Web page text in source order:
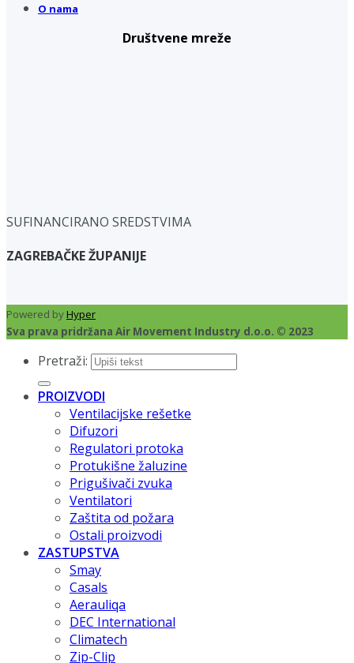
O nama
Društvene mreže
SUFINANCIRANO SREDSTVIMA
ZAGREBAČKE ŽUPANIJE
Powered byHyper
Sva prava pridržana Air Movement Industry d.o.o. © 2023
Pretraži:
PROIZVODI
Ventilacijske rešetke
Difuzori
Regulatori protoka
Protukišne žaluzine
Prigušivači zvuka
Ventilatori
Zaštita od požara
Ostali proizvodi
ZASTUPSTVA
Smay
Casals
Aerauliqa
DEC International
Climatech
Zip-Clip